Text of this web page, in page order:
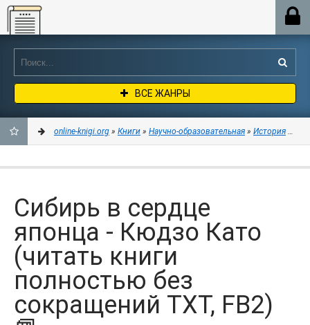
Online-knigi.org
ВСЕ ЖАНРЫ
ЗАКЛАДКИ
online-knigi.org » Книги » Научно-образовательная » История »
Сибирь в сердце
японца - Кюдзо Като
(читать книги
полностью без
сокращений TXT, FB2)